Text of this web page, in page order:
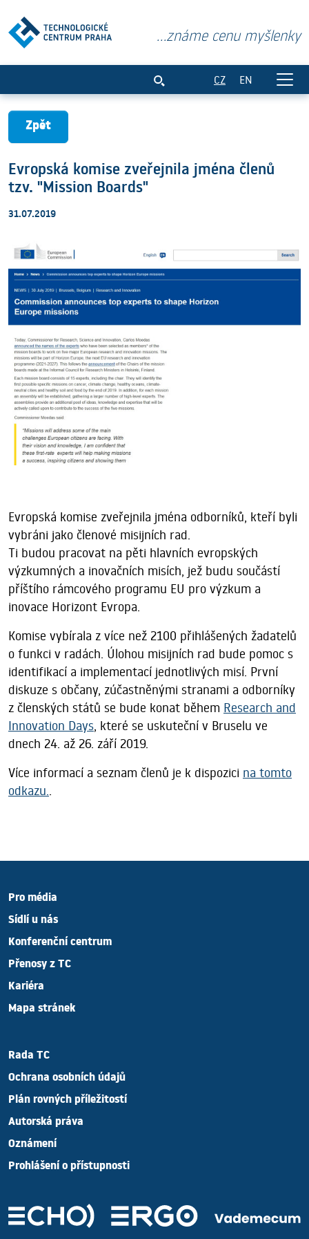
...známe cenu myšlenky
CZ EN
Zpět
Evropská komise zveřejnila jména členů
tzv. "Mission Boards"
31.07.2019
Evropská komise zveřejnila jména odborníků, kteří byli
vybráni jako členové misijních rad.
Ti budou pracovat na pěti hlavních evropských
výzkumných a inovačních misích, jež budu součástí
příštího rámcového programu EU pro výzkum a
inovace Horizont Evropa.
Komise vybírala z více než 2100 přihlášených žadatelů
o funkci v radách. Úlohou misijních rad bude pomoc s
identifikací a implementací jednotlivých misí. První
diskuze s občany, zúčastněnými stranami a odborníky
z členských států se bude konat během Research and
Innovation Days , které se uskuteční v Bruselu ve
dnech 24. až 26. září 2019.
Více informací a seznam členů je k dispozici na tomto
odkazu.
Pro média
Sídlí u nás
Konferenční centrum
Přenosy z TC
Kariéra
Mapa stránek
Rada TC
Ochrana osobních údajů
Plán rovných příležitostí
Autorská práva
Oznámení
Prohlášení o přístupnosti